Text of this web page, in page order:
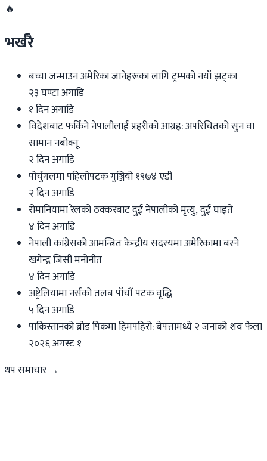
🔥
भर्खरै
बच्चा जन्माउन अमेरिका जानेहरूका लागि ट्रम्पको नयाँ झट्का
२३ घण्टा अगाडि
१ दिन अगाडि
विदेशबाट फर्किने नेपालीलाई प्रहरीको आग्रह: अपरिचितको सुन वा
सामान नबोक्नू
२ दिन अगाडि
पोर्चुगलमा पहिलोपटक गुञ्जियो १९७४ एडी
२ दिन अगाडि
रोमानियामा रेलको ठक्करबाट दुई नेपालीको मृत्यु, दुई घाइते
४ दिन अगाडि
नेपाली कांग्रेसको आमन्त्रित केन्द्रीय सदस्यमा अमेरिकामा बस्ने
खगेन्द्र जिसी मनोनीत
४ दिन अगाडि
अष्ट्रेलियामा नर्सको तलब पाँचौं पटक वृद्धि
५ दिन अगाडि
पाकिस्तानको ब्रोड पिकमा हिमपहिरो: बेपत्तामध्ये २ जनाको शव फेला
२०२६ अगस्ट १
थप समाचार →